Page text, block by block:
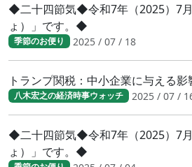
◆二十四節気◆令和7年（2025）7
ょ）」です。◆
季節のお便り 2025 / 07 / 18
トランプ関税：中小企業に与える影
八木宏之の経済時事ウォッチ 2025 / 07 /
◆二十四節気◆令和7年（2025）7
ょ）」です。◆